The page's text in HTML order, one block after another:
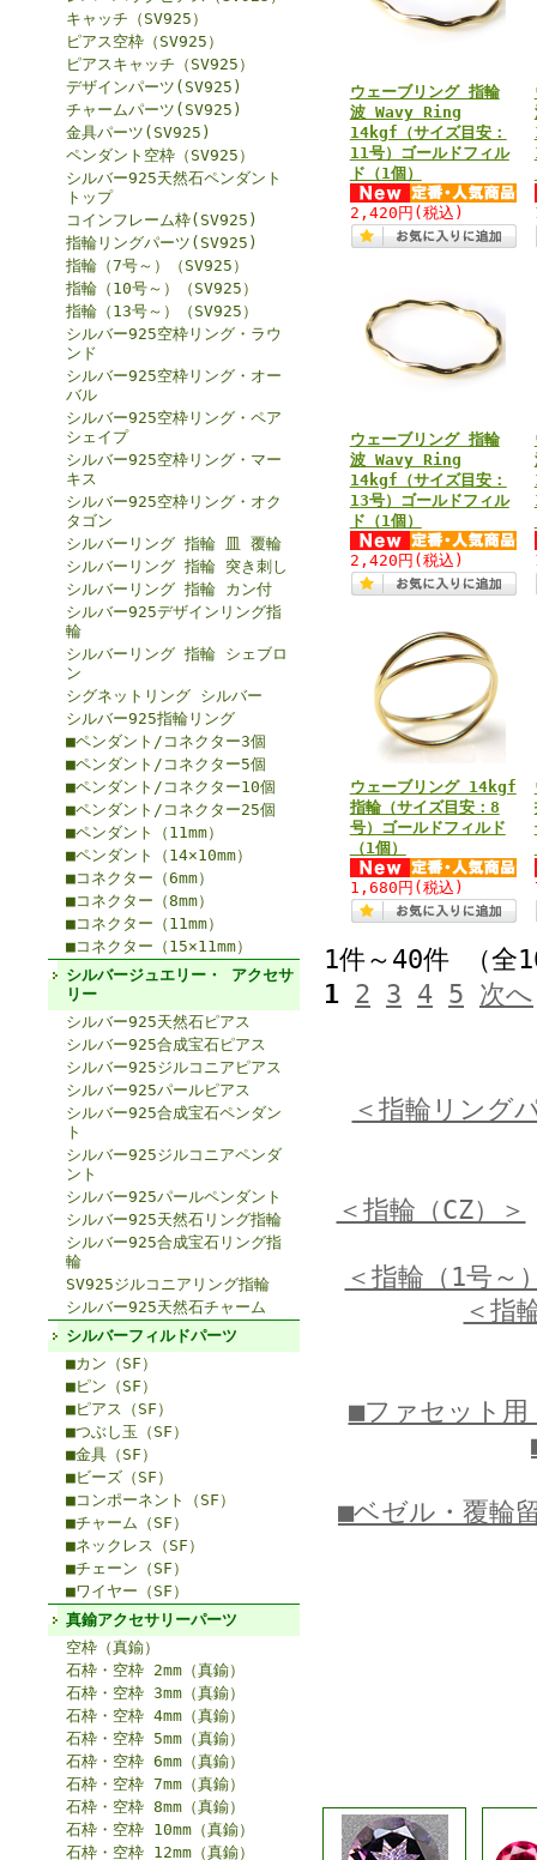
キャッチ（SV925）
ピアス空枠（SV925）
ピアスキャッチ（SV925）
デザインパーツ(SV925)
チャームパーツ(SV925)
金具パーツ(SV925)
ペンダント空枠（SV925）
シルバー925天然石ペンダント
トップ
コインフレーム枠(SV925)
指輪リングパーツ(SV925)
指輪（7号～）（SV925）
指輪（10号～）（SV925）
指輪（13号～）（SV925）
シルバー925空枠リング・ラウ
ンド
シルバー925空枠リング・オー
バル
シルバー925空枠リング・ペア
シェイプ
シルバー925空枠リング・マー
キス
シルバー925空枠リング・オク
タゴン
シルバーリング 指輪 皿 覆輪
シルバーリング 指輪 突き刺し
シルバーリング 指輪 カン付
シルバー925デザインリング指
輪
シルバーリング 指輪 シェブロ
ン
シグネットリング シルバー
シルバー925指輪リング
■ペンダント/コネクター3個
■ペンダント/コネクター5個
■ペンダント/コネクター10個
■ペンダント/コネクター25個
■ペンダント（11mm）
■ペンダント（14×10mm）
■コネクター（6mm）
■コネクター（8mm）
■コネクター（11mm）
■コネクター（15×11mm）
シルバージュエリー・ アクセサ
リー
シルバー925天然石ピアス
シルバー925合成宝石ピアス
シルバー925ジルコニアピアス
シルバー925パールピアス
シルバー925合成宝石ペンダン
ト
シルバー925ジルコニアペンダ
ント
シルバー925パールペンダント
シルバー925天然石リング指輪
シルバー925合成宝石リング指
輪
SV925ジルコニアリング指輪
シルバー925天然石チャーム
シルバーフィルドパーツ
■カン（SF）
■ピン（SF）
■ピアス（SF）
■つぶし玉（SF）
■金具（SF）
■ビーズ（SF）
■コンポーネント（SF）
■チャーム（SF）
■ネックレス（SF）
■チェーン（SF）
■ワイヤー（SF）
真鍮アクセサリーパーツ
空枠（真鍮）
石枠・空枠 2mm（真鍮）
石枠・空枠 3mm（真鍮）
石枠・空枠 4mm（真鍮）
石枠・空枠 5mm（真鍮）
石枠・空枠 6mm（真鍮）
石枠・空枠 7mm（真鍮）
石枠・空枠 8mm（真鍮）
石枠・空枠 10mm（真鍮）
石枠・空枠 12mm（真鍮）
ウェーブリング 指輪
波 Wavy Ring
14kgf（サイズ目安：
11号）ゴールドフィル
ド（1個）
2,420円 (税込)
ウェーブリング 指輪
波 Wavy Ring
14kgf（サイズ目安：
13号）ゴールドフィル
ド（1個）
2,420円 (税込)
ウェーブリング 14kgf
指輪（サイズ目安：8
号）ゴールドフィルド
（1個）
1,680円 (税込)
1件～40件 （
1 2 3 4 5 次へ
＜指輪リング
＜指輪（CZ）＞
＜指輪（1号～
＜指
■ファセット
■ベゼル・覆輪